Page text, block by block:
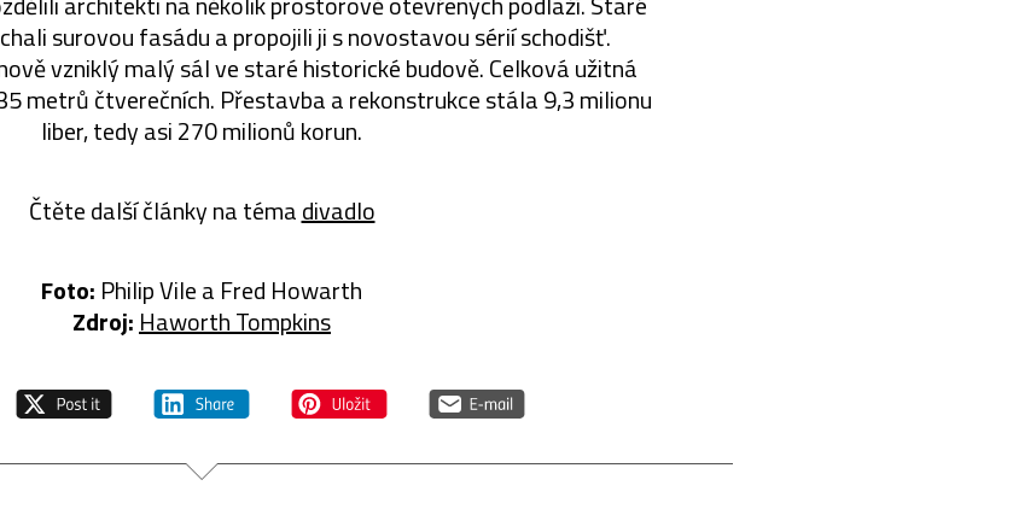
surovou fasádu a propojili ji s novostavou sérií schodišť.
vzniklý malý sál ve staré historické budově. Celková užitná
metrů čtverečních. Přestavba a rekonstrukce stála 9,3 milionu
liber, tedy asi 270 milionů korun.
Čtěte další články na témadivadlo
Foto: Philip Vile a Fred Howarth
Zdroj: Haworth Tompkins